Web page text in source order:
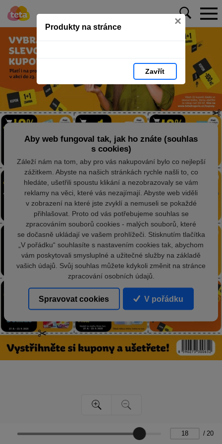
Produkty na stránce ×
Zavřít
/ 20
Aby web fungoval tak, jak ho znáte (souhlas
s cookies)
Záleží nám na tom, aby pro vás nakupování bylo co nejlepší
zážitkem. Abyste na našich stránkách rychle našli to, co
hledáte, ušetřili spoustu klikání a nezobrazovaly se vám
reklamy na věci, které vás nezajímají. Abyste web viděli
v zobrazení na které jste zvyklí a nemuseli se pokaždé
přihlašovat. Proto od vás potřebujeme souhlas se
zpracováním souborů cookies - malých souborů, které
se dočasně ukládají ve vašem prohlížeči. Stisknutím tlačítka
„V pořádku“ souhlasíte s nastavením cookies tak, abychom
vám poskytovali smysluplné a užitečné služby na základě
vašich údajů. Svůj souhlas můžete kdykoli změnit na stránce
zpracování osobních údajů.
Spravovat cookies V pořádku